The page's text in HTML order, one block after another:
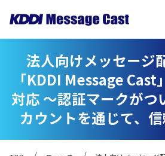
法人向けメッセージ
「KDDI Message Cast
対応 ～認証マークがつ
カウントを通じて、